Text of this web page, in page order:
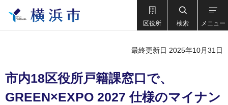
区役所 検索 メニュー
最終更新日 2025年10月31日
市内18区役所戸籍課窓口で、
GREEN×EXPO 2027 仕様のマイナン